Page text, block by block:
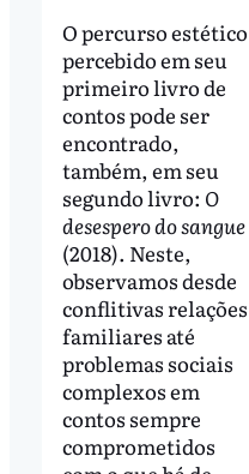
O percurso estético
percebido em seu
primeiro livro de
contos pode ser
encontrado,
também, em seu
segundo livro: O
desespero do sangue
(2018). Neste,
observamos desde
conflitivas relações
familiares até
problemas sociais
complexos em
contos sempre
comprometidos